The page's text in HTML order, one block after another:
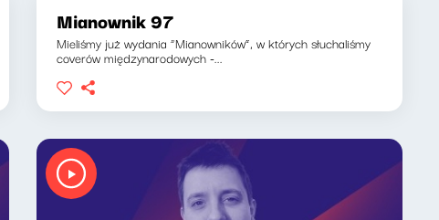
Mianownik 97
Mieliśmy już wydania “Mianowników”, w których słuchaliśmy
coverów międzynarodowych -...